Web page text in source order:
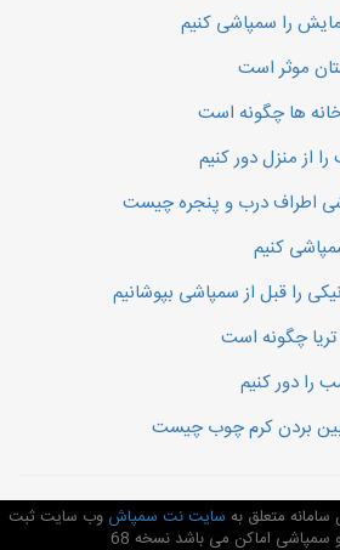
را سمپاشی کنیم
موثر است
ها چگونه است
منزل دور کنیم
اطراف درب و پنجره چیست
کنیم
را قبل از سمپاشی بپوشانیم
چگونه است
را دور کنیم
بین بردن کرم چوب چیست
متعلق به سایت نت سمپاش وب سایت ثبت
اماکن می باشد نسخه 68